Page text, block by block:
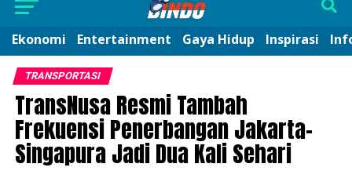
Ekonomi Entertainment Gaya Hidup Inspirasi
TRANSPORTASI
TransNusa Resmi Tambah
Frekuensi Penerbangan Jakarta-
Singapura Jadi Dua Kali Sehari